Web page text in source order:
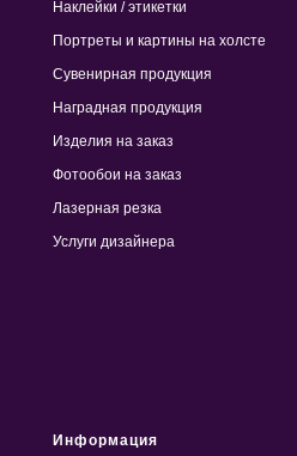
Наклейки / этикетки
Портреты и картины на холсте
Сувенирная продукция
Наградная продукция
Изделия на заказ
Фотообои на заказ
Лазерная резка
Услуги дизайнера
Информация